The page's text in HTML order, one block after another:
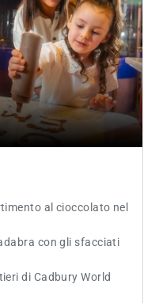
al cioccolato nel
con gli sfacciati
di Cadbury World